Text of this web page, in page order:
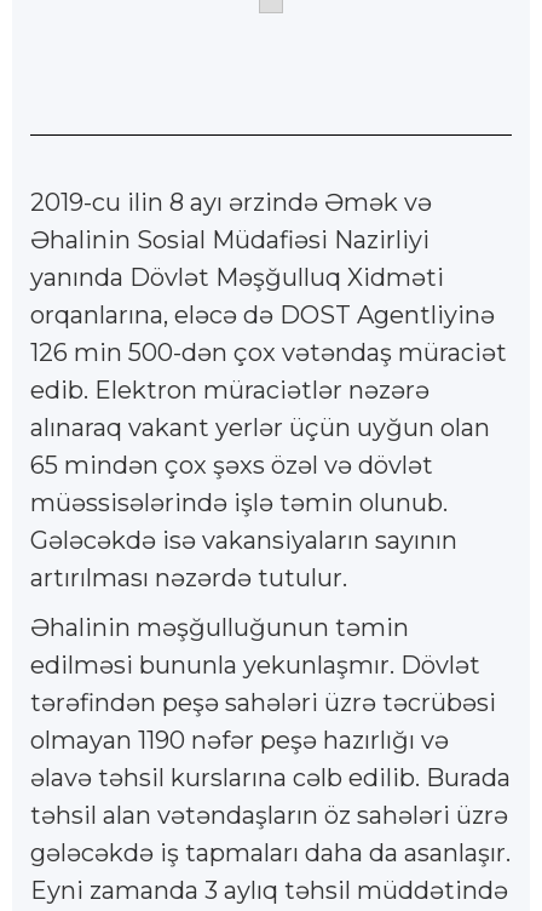
2019-cu ilin 8 ayı ərzində Əmək və
Əhalinin Sosial Müdafiəsi Nazirliyi
yanında Dövlət Məşğulluq Xidməti
orqanlarına, eləcə də DOST Agentliyinə
126 min 500-dən çox vətəndaş müraciət
edib. Elektron müraciətlər nəzərə
alınaraq vakant yerlər üçün uyğun olan
65 mindən çox şəxs özəl və dövlət
müəssisələrində işlə təmin olunub.
Gələcəkdə isə vakansiyaların sayının
artırılması nəzərdə tutulur.
Əhalinin məşğulluğunun təmin
edilməsi bununla yekunlaşmır. Dövlət
tərəfindən peşə sahələri üzrə təcrübəsi
olmayan 1190 nəfər peşə hazırlığı və
əlavə təhsil kurslarına cəlb edilib. Burada
təhsil alan vətəndaşların öz sahələri üzrə
gələcəkdə iş tapmaları daha da asanlaşır.
Eyni zamanda 3 aylıq təhsil müddətində